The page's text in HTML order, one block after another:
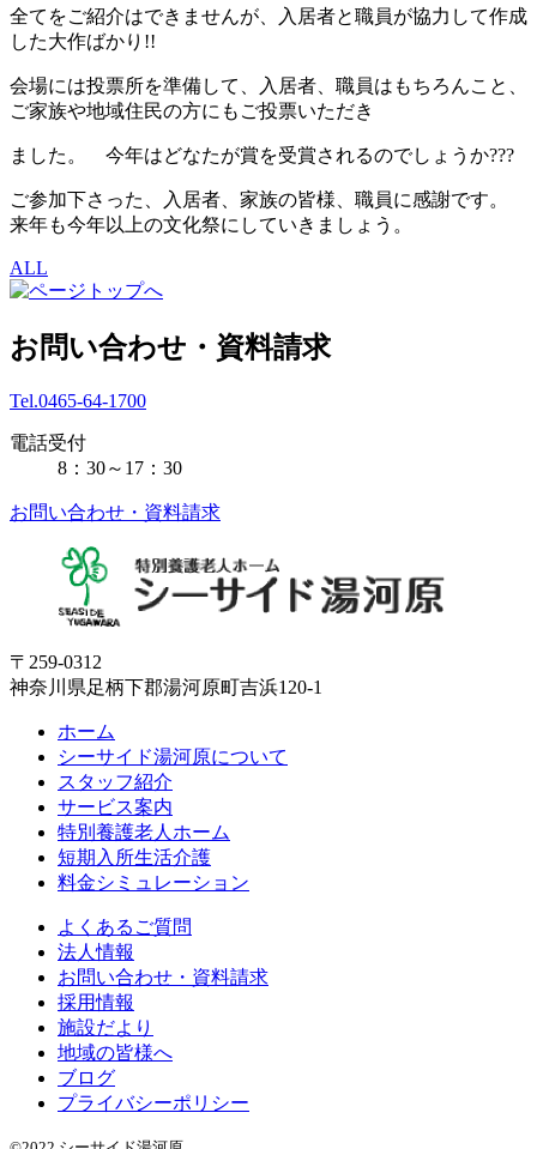
全てをご紹介はできませんが、入居者と職員が協力して作成
した大作ばかり!!
会場には投票所を準備して、入居者、職員はもちろんこと、
ご家族や地域住民の方にもご投票いただき
ました。 今年はどなたが賞を受賞されるのでしょうか???
ご参加下さった、入居者、家族の皆様、職員に感謝です。
来年も今年以上の文化祭にしていきましょう。
ALL
お問い合わせ・資料請求
Tel.0465-64-1700
電話受付
8：30～17：30
お問い合わせ・資料請求
〒259-0312
神奈川県足柄下郡湯河原町吉浜120-1
ホーム
シーサイド湯河原について
スタッフ紹介
サービス案内
特別養護老人ホーム
短期入所生活介護
料金シミュレーション
よくあるご質問
法人情報
お問い合わせ・資料請求
採用情報
施設だより
地域の皆様へ
ブログ
プライバシーポリシー